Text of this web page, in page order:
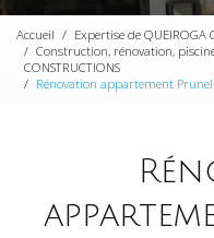
Accueil
Expertise de
Construction, rénovation,
CONSTRUCTIONS
Rénovation appartement